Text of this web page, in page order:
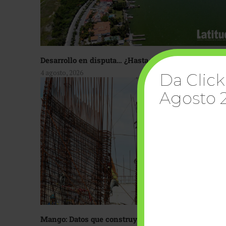
Desarrollo en disputa… ¿Hasta dónde crecer?
4 agosto, 2026
Mango: Datos que construyen confianza
Da
Agosto